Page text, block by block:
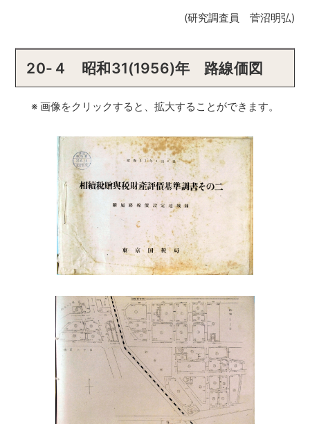
(研究調査員 菅沼明弘)
20-４ 昭和31(1956)年 路線価図
※ 画像をクリックすると、拡大することができます。